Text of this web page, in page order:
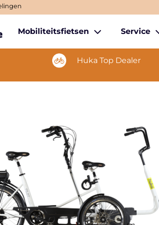
Mobiliteitsfietsen Service
Huka Top Dealer